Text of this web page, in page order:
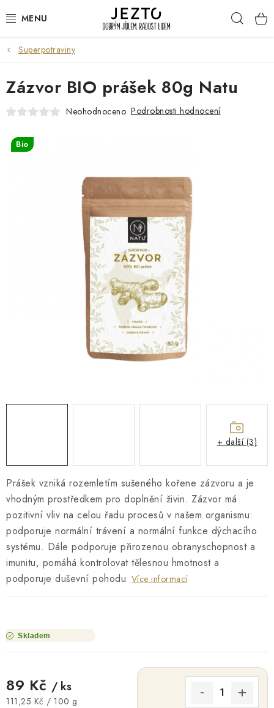
na
DÁRKOVÉ SADY
TRVANLIVÉ
DROGERIE A KOSMETIKA
NÁPOJE
SPORT A ZDRAVÍ
RELAX A REGENERACE
NÁŠ PŘÍBĚH FIREMNÍ DÁRKY
KONTAKTY
DOPRAVA A PLATBA
Superpotraviny
Prášek vzniká rozemletím sušeného kořene zázvoru a je
vhodným prostředkem pro doplnění živin. Zázvor má
pozitivní vliv na celou řadu procesů v našem organismu:
podporuje normální trávení a normální funkce dýchacího
systému. Dále podporuje přirozenou obranyschopnost a
imunitu, pomáhá kontrolovat tělesnou hmotnost a
podporuje duševní pohodu. Více informací
Skladem
89 Kč / ks
Měrná cena:
111,25 Kč / 100 g
Zázvor BIO prášek 80g Natu
Neohodnoceno Podrobnosti hodnocení
Bio
+ další (3)